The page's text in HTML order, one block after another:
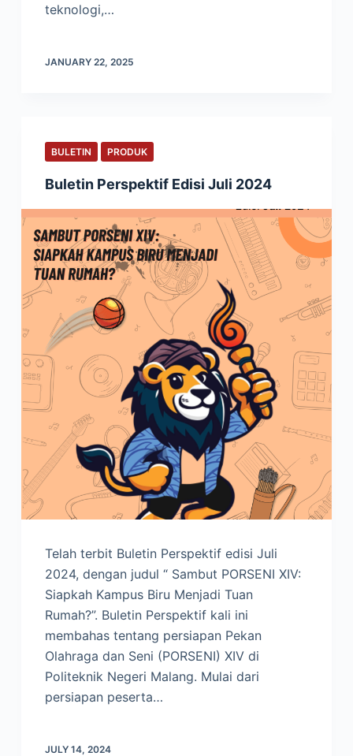
teknologi,…
JANUARY 22, 2025
BULETIN PRODUK
Buletin Perspektif Edisi Juli 2024
Telah terbit Buletin Perspektif edisi Juli
2024, dengan judul “ Sambut PORSENI XIV:
Siapkah Kampus Biru Menjadi Tuan
Rumah?”. Buletin Perspektif kali ini
membahas tentang persiapan Pekan
Olahraga dan Seni (PORSENI) XIV di
Politeknik Negeri Malang. Mulai dari
persiapan peserta…
JULY 14, 2024